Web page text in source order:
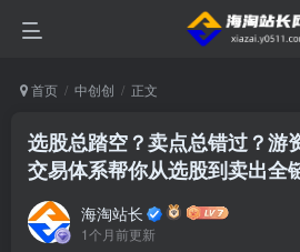
首页 中创创 正文
选股总踏空？卖点总错过？游
交易体系帮你从选股到卖出全
海淘站长
1个月前更新